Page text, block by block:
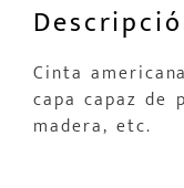
Cinta
capa capaz de
madera, etc.